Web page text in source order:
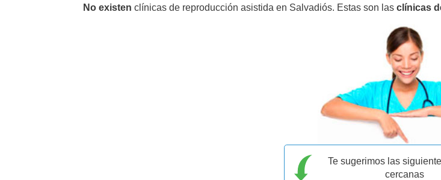
No existen clínicas de reproducción asistida en Salvadiós. Estas son las clínicas
Te sugerimos las
cercanas